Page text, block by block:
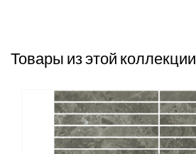
Товары из этой коллекции